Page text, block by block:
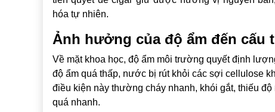
hóa tự nhiên.
Ảnh hưởng của độ ẩm đến
Về mặt khoa học, độ ẩm môi trường quyết định
độ ẩm quá thấp, nước bị rút khỏi các sợi cellulose
điều kiện này thường cháy nhanh, khói gắt, thiếu
quá nhanh.